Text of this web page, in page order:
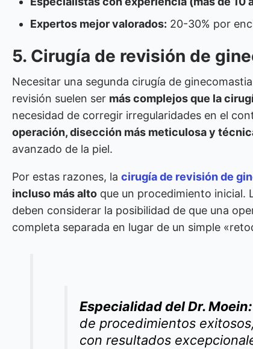
Expertos mejor valorados: 20-30% por
5. Cirugía de revisión de
Necesitar una segunda cirugía de
revisión suelen ser más complejos que la
necesidad de corregir irregularidades en el
operación, disección más meticulosa y
avanzado de la piel.
Por estas razones, la cirugía de revisión de
incluso más alto que un procedimiento inicial.
deben considerar la posibilidad de que una
completa separada en lugar de un simple
Especialidad del Dr. Moein:
de procedimientos
con resultados